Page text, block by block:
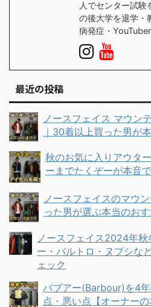
人でセンター試験
の後大学を退学・
病発症・YouTuber
最近の投稿
ノースフェイス マウン
｜30着以上買った男が
秋のお気に入りアウタ
ーまでたくぞーが本音
ノースフェイスのマウ
った男が選ぶ本当のお
ノースフェイス2024年
ー・バルトロ・ヌプシな
ェック
バブアー(Barbour)を4
点・悪い点【オーナーの